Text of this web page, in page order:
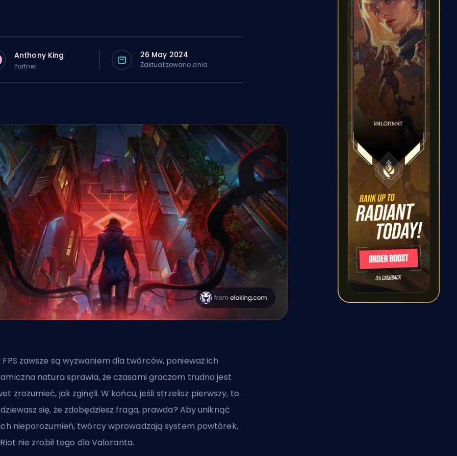
Anthony King
Partner
26 May 2024
Zaktualizowano dnia
zawsze są wyzwaniem dla twórców, ponieważ ich
natura sprawia, że czasami graczom trudno jest
zrozumieć, jak zginęli. W końcu, jeśli strzelisz pierwszy, to
się, że zdobędziesz fraga, prawda? Aby uniknąć
nieporozumień, twórcy wprowadzają system powtórek,
nie zrobił tego dla Valoranta.